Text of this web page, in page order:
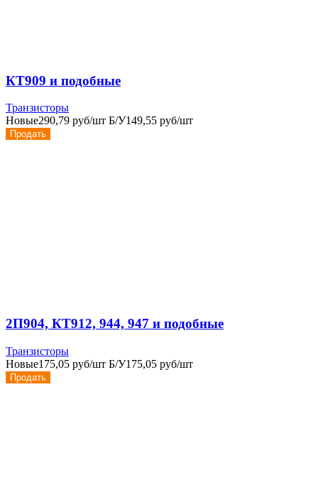
КТ909 и подобные
Транзисторы
Новые290,79 руб/шт Б/У149,55 руб/шт
Продать
2П904, КТ912, 944, 947 и подобные
Транзисторы
Новые175,05 руб/шт Б/У175,05 руб/шт
Продать